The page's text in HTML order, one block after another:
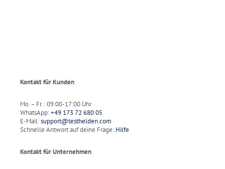
Kontakt für Kunden
Mo. – Fr. : 09:00-17:00 Uhr
WhatsApp:+49 173 72 680 05
E-Mail:support@testhelden.com
Schnelle Antwort auf deine Frage: Hilfe
Kontakt für Unternehmen